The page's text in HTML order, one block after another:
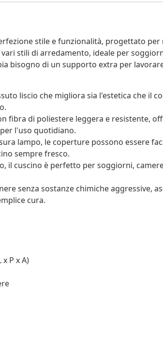
stile e funzionalità, progettato
stili di arredamento, ideale per
bisogno di un supporto extra per
liscio che migliora sia l'estetica che il
fibra di poliestere leggera e resistente,
l'uso quotidiano.
lampo, le coperture possono essere
sempre fresco.
il cuscino è perfetto per soggiorni,
senza sostanze chimiche aggressive,
cura.
P x A)